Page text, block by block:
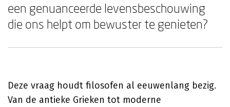
een genuanceerde levensbeschouwing
die ons helpt om bewuster te genieten?
Deze vraag houdt filosofen al eeuwenlang bezig.
Van de antieke Grieken tot moderne